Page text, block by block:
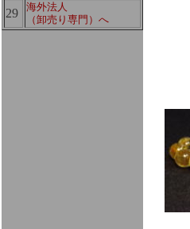
29
海外法人
（卸売り専門）へ